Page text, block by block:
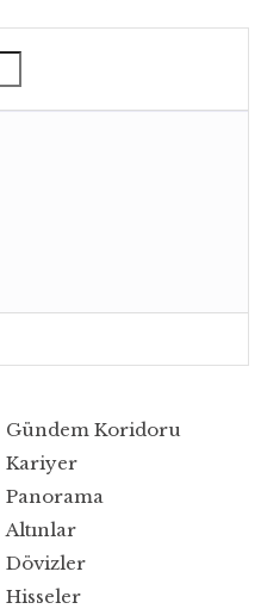
Gündem Koridoru
Kariyer
Panorama
Altınlar
Dövizler
Hisseler